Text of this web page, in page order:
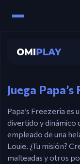
Mouse – Toma
Juega
Papa’s Freezeria es
divertido y dinámico
empleado de una
Louie. ¿Tu misión?
malteadas y otros